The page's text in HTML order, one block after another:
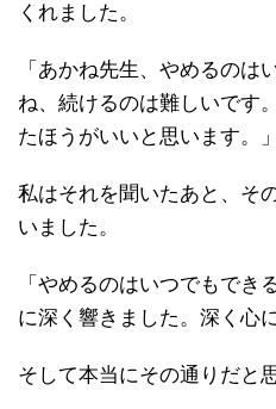
くれました。
「あかね先生、やめるのは
ね、続けるのは難しいです
たほうがいいと思います。」
私はそれを聞いたあと、そ
いました。
「やめるのはいつでもでき
に深く響きました。深く心
そして本当にその通りだと